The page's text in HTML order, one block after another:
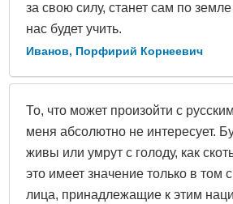
за свою силу, станет сам по
нас будет учить.
Иванов, Порфирий Корнеевич
То, что может произойти с
меня абсолютно не интересует.
живы или умрут с голоду, как
это имеет значение только в том
лица, принадлежащие к этим